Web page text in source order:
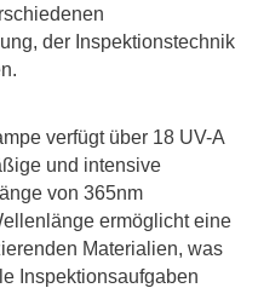
der Inspektionstechnik
verfügt über 18 UV-A
und intensive
von 365nm
ermöglicht eine
Materialien, was
Inspektionsaufgaben